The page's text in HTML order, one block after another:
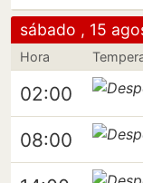
sábado , 15
Hora
02:00
08:00